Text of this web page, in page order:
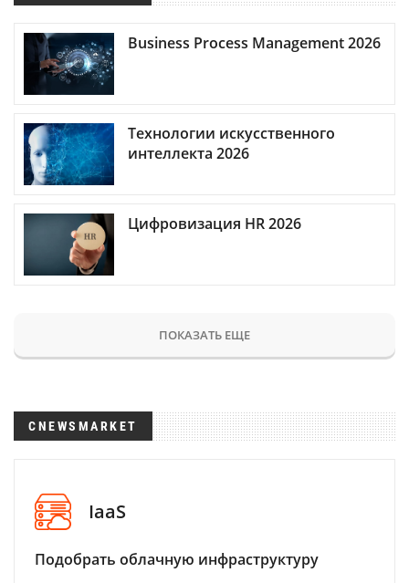
Business Process Management 2026
Технологии искусственного
интеллекта 2026
Цифровизация HR 2026
ПОКАЗАТЬ ЕЩЕ
CNEWSMARKET
IaaS
Подобрать облачную инфраструктуру